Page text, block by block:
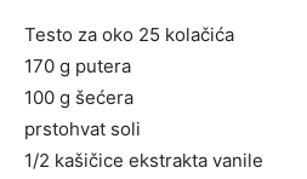
Testo za oko 25 kolačića
170 g putera
100 g šećera
prstohvat soli
1/2 kašičice ekstrakta vanile